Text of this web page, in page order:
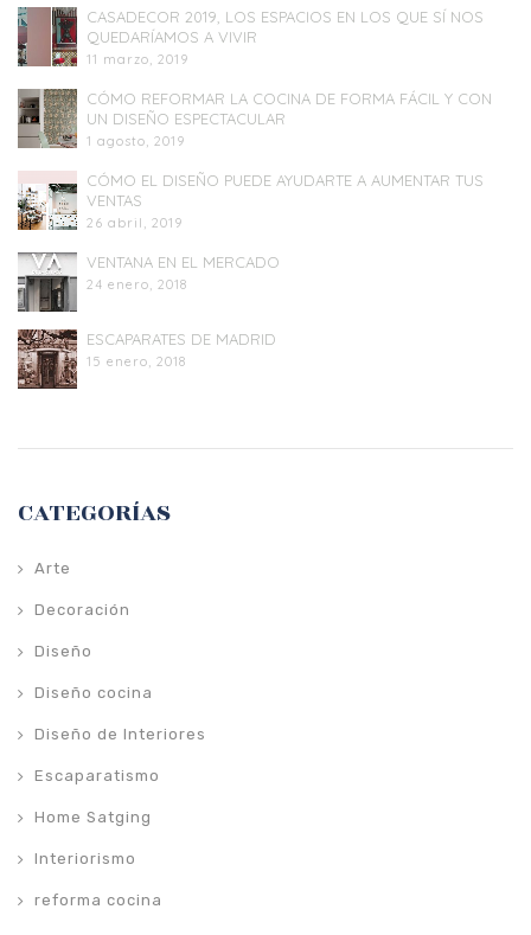
CASADECOR 2019, LOS ESPACIOS EN LOS QUE SÍ NOS
QUEDARÍAMOS A VIVIR
11 marzo, 2019
CÓMO REFORMAR LA COCINA DE FORMA FÁCIL Y CON
UN DISEÑO ESPECTACULAR
1 agosto, 2019
CÓMO EL DISEÑO PUEDE AYUDARTE A AUMENTAR TUS
VENTAS
26 abril, 2019
VENTANA EN EL MERCADO
24 enero, 2018
ESCAPARATES DE MADRID
15 enero, 2018
CATEGORÍAS
Arte
Decoración
Diseño
Diseño cocina
Diseño de Interiores
Escaparatismo
Home Satging
Interiorismo
reforma cocina